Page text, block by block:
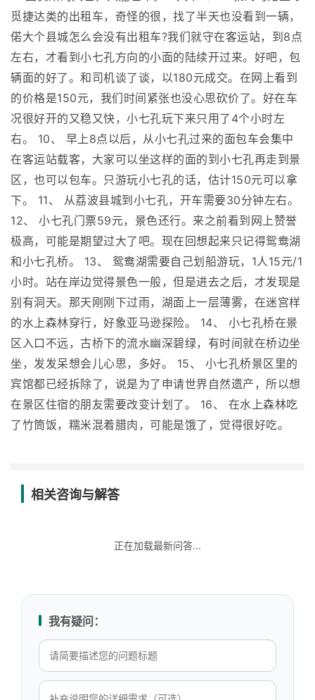
觅捷达类的出租车，奇怪的很，找了半天也没看到一辆，
偌大个县城怎么会没有出租车?我们就守在客运站，到8点
左右，才看到小七孔方向的小面的陆续开过来。好吧，包
辆面的好了。和司机谈了谈，以180元成交。在网上看到
的价格是150元，我们时间紧张也没心思砍价了。好在车
况很好开的又稳又快，小七孔玩下来只用了4个小时左
右。 10、 早上8点以后，从小七孔过来的面包车会集中
在客运站载客，大家可以坐这样的面的到小七孔再走到景
区，也可以包车。只游玩小七孔的话，估计150元可以拿
下。 11、 从荔波县城到小七孔，开车需要30分钟左右。
12、 小七孔门票59元，景色还行。来之前看到网上赞誉
极高，可能是期望过大了吧。现在回想起来只记得鸳鸯湖
和小七孔桥。 13、 鸳鸯湖需要自己划船游玩，1人15元/1
小时。站在岸边觉得景色一般，但是进去之后，才发现是
别有洞天。那天刚刚下过雨，湖面上一层薄雾，在迷宫样
的水上森林穿行，好象亚马逊探险。 14、 小七孔桥在景
区入口不远，古桥下的流水幽深碧绿，有时间就在桥边坐
坐，发发呆想会儿心思，多好。 15、 小七孔桥景区里的
宾馆都已经拆除了，说是为了申请世界自然遗产，所以想
在景区住宿的朋友需要改变计划了。 16、 在水上森林吃
了竹筒饭，糯米混着腊肉，可能是饿了，觉得很好吃。
相关咨询与解答
正在加载最新问答...
我有疑问：